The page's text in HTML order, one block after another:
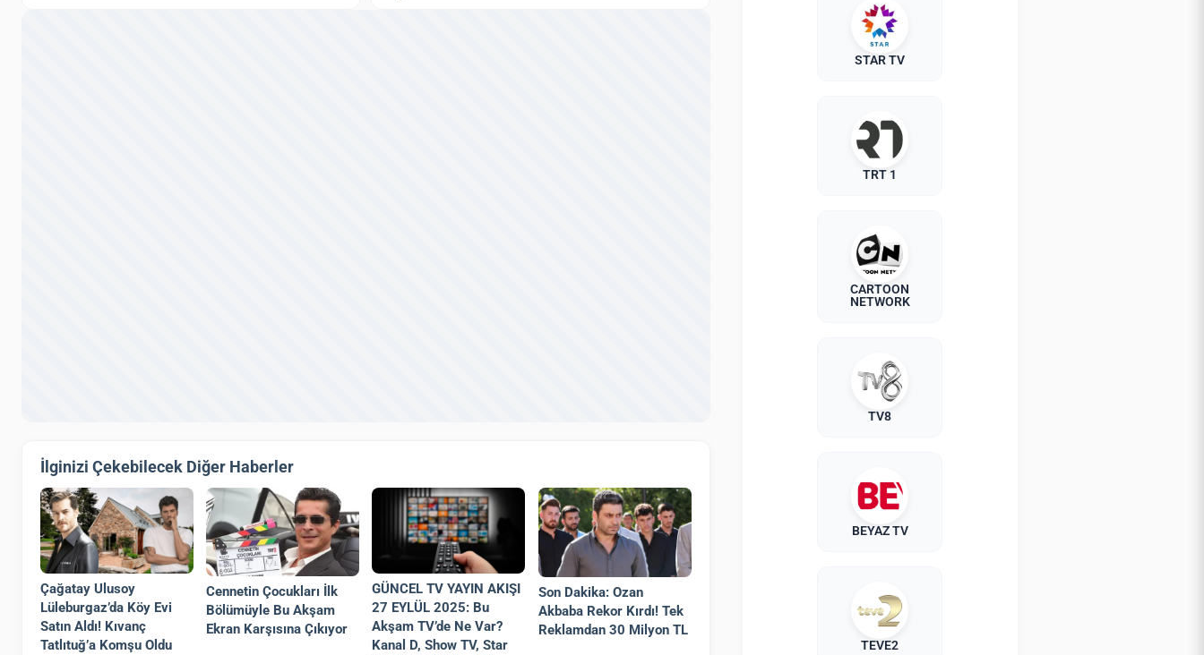
İlginizi Çekebilecek Diğer Haberler
Çağatay Ulusoy
Lüleburgaz’da Köy Evi
Satın Aldı! Kıvanç
Tatlıtuğ’a Komşu Oldu
Cennetin Çocukları İlk
Bölümüyle Bu Akşam
Ekran Karşısına Çıkıyor
GÜNCEL TV YAYIN AKIŞI
27 EYLÜL 2025: Bu
Akşam TV’de Ne Var?
Kanal D, Show TV, Star
Son Dakika: Ozan
Akbaba Rekor Kırdı! Tek
Reklamdan 30 Milyon TL
STAR TV
TRT 1
CARTOON
NETWORK
TV8
BEYAZ TV
TEVE2